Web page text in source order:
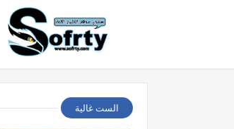
الست غالية